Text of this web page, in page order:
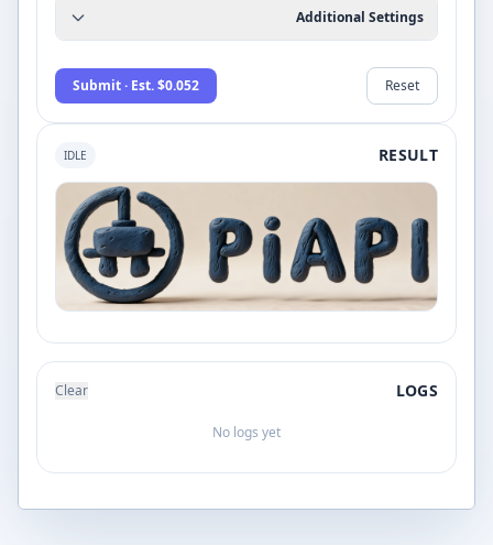
Additional Settings
Reset
Submit · Est. $0.052
RESULT
IDLE
LOGS
Clear
No logs yet